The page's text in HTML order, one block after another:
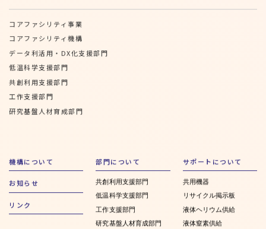
コアファシリティ事業
コアファシリティ機構
データ利活用・DX化支援部門
低温科学支援部門
共創利用支援部門
工作支援部門
研究基盤人材育成部門
機構について
お知らせ
リンク
部門について
共創利用支援部門
低温科学支援部門
工作支援部門
研究基盤人材育成部門
サポートについて
共用機器
リサイクル掲示板
液体ヘリウム供給
液体窒素供給